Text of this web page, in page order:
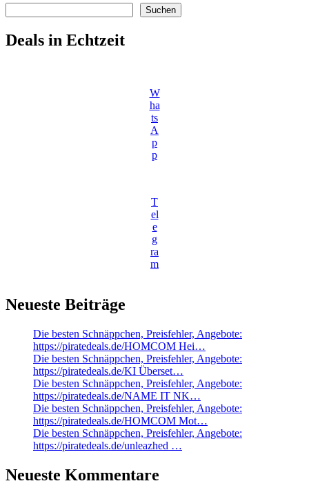
Suchen
Deals in Echtzeit
W
ha
ts
A
p
p
T
el
e
g
ra
m
Neueste Beiträge
Die besten Schnäppchen, Preisfehler, Angebote:
https://piratedeals.de/HOMCOM Hei…
Die besten Schnäppchen, Preisfehler, Angebote:
https://piratedeals.de/KI Überset…
Die besten Schnäppchen, Preisfehler, Angebote:
https://piratedeals.de/NAME IT NK…
Die besten Schnäppchen, Preisfehler, Angebote:
https://piratedeals.de/HOMCOM Mot…
Die besten Schnäppchen, Preisfehler, Angebote:
https://piratedeals.de/unleazhed …
Neueste Kommentare